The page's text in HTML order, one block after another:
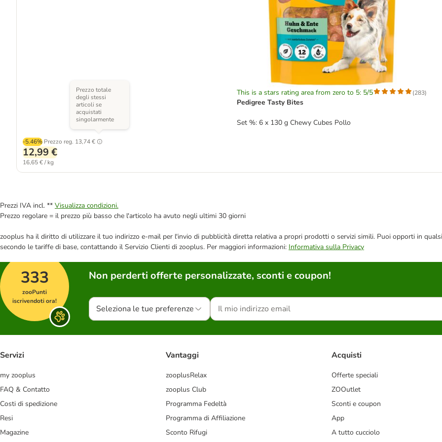
This is a stars rating area from zero to 5: 5/5 (283)
Pedigree Tasty Bites
Set %: 6 x 130 g Chewy Cubes Pollo
-5.46% Prezzo reg. 13,74 €
Prezzo totale
degli stessi
articoli se
acquistati
singolarmente
12,99 €
16,65 € / kg
Prezzi IVA incl. ** Visualizza condizioni.
Prezzo regolare = il prezzo più basso che l'articolo ha avuto negli ultimi 30 giorni
zooplus ha il diritto di utilizzare il tuo indirizzo e-mail per l'invio di pubblicità diretta relativa a propri prodotti o servizi simili. Puoi opporti in
secondo le tariffe di base, contattando il Servizio Clienti di zooplus. Per maggiori informazioni: Informativa sulla Privacy
333
zooPunti
iscrivendoti ora!
Non perderti offerte personalizzate, sconti e coupon!
Seleziona le tue preferenze
Servizi
my zooplus
FAQ & Contatto
Costi di spedizione
Resi
Magazine
Vantaggi
zooplusRelax
zooplus Club
Programma Fedeltà
Programma di Affiliazione
Sconto Rifugi
Acquisti
Offerte speciali
ZOOutlet
Sconti e coupon
App
A tutto cucciolo